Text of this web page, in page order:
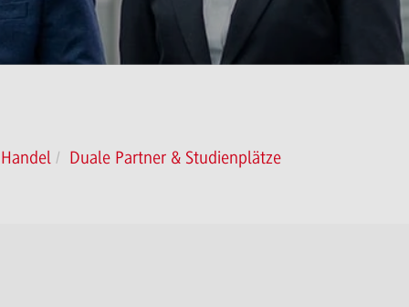
Duale Partner & Studienplätze